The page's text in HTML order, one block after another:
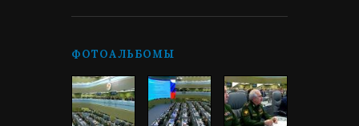
ФОТОАЛЬБОМЫ